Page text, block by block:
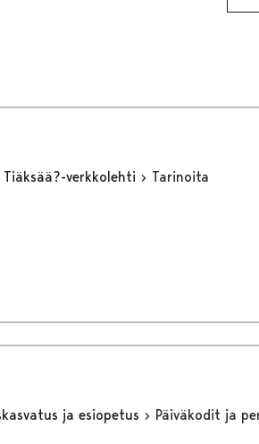
Tiäksää?-verkkolehti Tarinoita
ja esiopetus Päiväkodit ja